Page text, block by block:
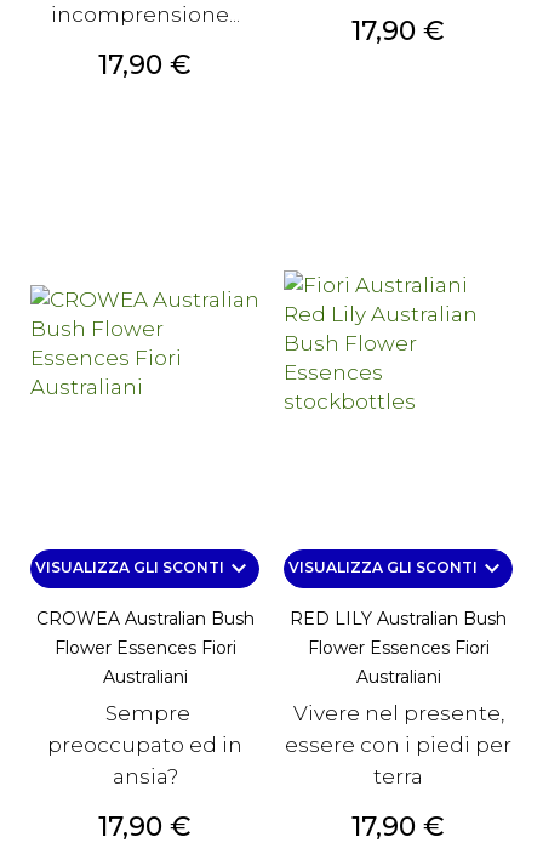
incomprensione...
Prezzo
17,90 €
Prezzo
17,90 €
VISUALIZZA GLI SCONTI keyboard_arrow_down
CROWEA Australian Bush
Flower Essences Fiori
Australiani
Sempre
preoccupato ed in
ansia?
Prezzo
17,90 €
VISUALIZZA GLI SCONTI keyboard_arrow_down
RED LILY Australian Bush
Flower Essences Fiori
Australiani
Vivere nel presente,
essere con i piedi per
terra
Prezzo
17,90 €